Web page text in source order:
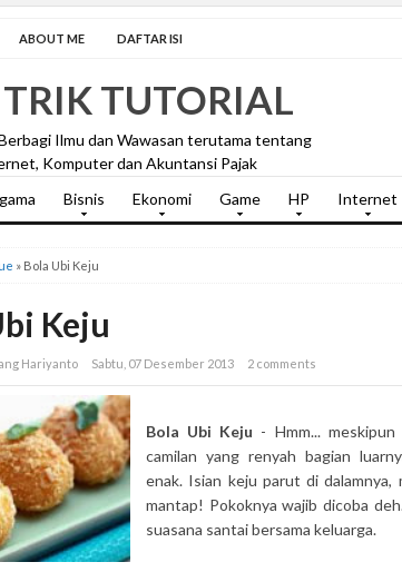
ABOUT ME DAFTAR ISI
TUTORIAL
Ilmu dan Wawasan terutama tentang
Komputer dan Akuntansi Pajak
Bisnis Ekonomi Game HP Internet
» Bola Ubi Keju
Keju
Hariyanto Sabtu, 07 Desember 2013 2 comments
Bola Ubi Keju - Hmm...
camilan yang renyah bagian
enak. Isian keju parut di dalamnya,
mantap! Pokoknya wajib dicoba
suasana santai bersama keluarga.